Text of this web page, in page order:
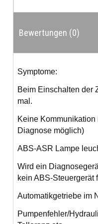
Bewertungen (0)
Symptome:
Beim Einschalten der
mal.
Keine
Diagnose möglich)
ABS-ASR Lampe
Wird ein
kein ABS-Steuergerät
Automatikgetriebe im
Pumpenfehler/